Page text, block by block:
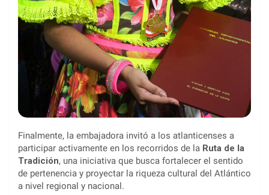
Finalmente, la embajadora invitó a los atlanticenses a
participar activamente en los recorridos de la Ruta de la
Tradición, una iniciativa que busca fortalecer el sentido
de pertenencia y proyectar la riqueza cultural del Atlántico
a nivel regional y nacional.